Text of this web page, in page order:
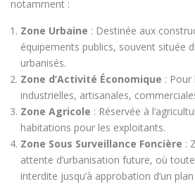
notamment :
Zone Urbaine : Destinée aux
équipements publics, souvent située
urbanisés.
Zone d’Activité Économique : Pour
industrielles, artisanales,
Zone Agricole : Réservée à
habitations pour les exploitants.
Zone Sous Surveillance Foncière :
attente d’urbanisation future, où
interdite jusqu’à approbation d’un